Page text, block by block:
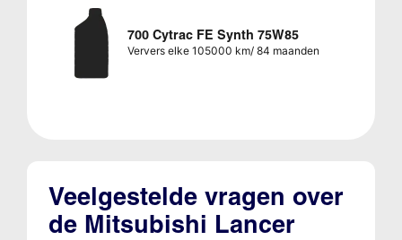
700 Cytrac FE Synth 75W85
Ververs elke 105000 km/ 84 maanden
Veelgestelde vragen over
de Mitsubishi Lancer